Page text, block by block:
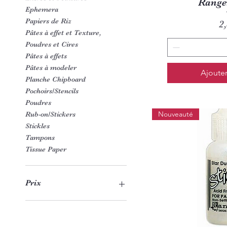
Ephemera
Papiers de Riz
Pâtes à effet et Texture,
Poudres et Cires
Pâtes à effets
Pâtes à modeler
Planche Chipboard
Pochoirs/Stencils
Poudres
Rub-on/Stickers
Stickles
Tampons
Tissue Paper
Prix
Nouveauté